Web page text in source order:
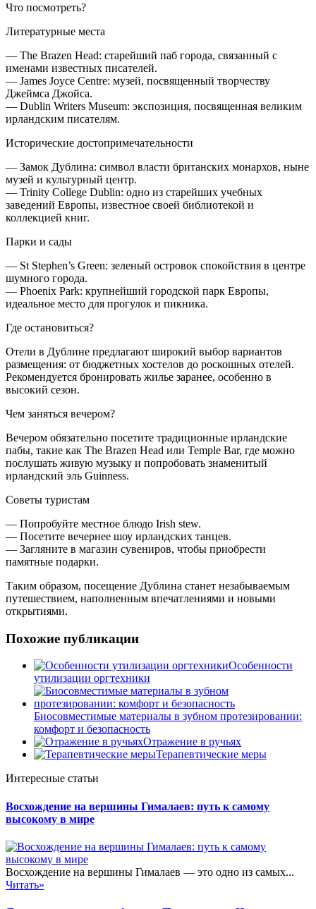
Что посмотреть?
Литературные места
— The Brazen Head: старейший паб города, связанный с
именами известных писателей.
— James Joyce Centre: музей, посвященный творчеству
Джеймса Джойса.
— Dublin Writers Museum: экспозиция, посвященная великим
ирландским писателям.
Исторические достопримечательности
— Замок Дублина: символ власти британских монархов, ныне
музей и культурный центр.
— Trinity College Dublin: одно из старейших учебных
заведений Европы, известное своей библиотекой и
коллекцией книг.
Парки и сады
— St Stephen’s Green: зеленый островок спокойствия в центре
шумного города.
— Phoenix Park: крупнейший городской парк Европы,
идеальное место для прогулок и пикника.
Где остановиться?
Отели в Дублине предлагают широкий выбор вариантов
размещения: от бюджетных хостелов до роскошных отелей.
Рекомендуется бронировать жилье заранее, особенно в
высокий сезон.
Чем заняться вечером?
Вечером обязательно посетите традиционные ирландские
пабы, такие как The Brazen Head или Temple Bar, где можно
послушать живую музыку и попробовать знаменитый
ирландский эль Guinness.
Советы туристам
— Попробуйте местное блюдо Irish stew.
— Посетите вечернее шоу ирландских танцев.
— Загляните в магазин сувениров, чтобы приобрести
памятные подарки.
Таким образом, посещение Дублина станет незабываемым
путешествием, наполненным впечатлениями и новыми
открытиями.
Похожие публикации
Особенности
утилизации оргтехники
Биосовместимые материалы в зубном протезировании:
комфорт и безопасность
Отражение в ручьях
Терапевтические меры
Интересные статьи
Восхождение на вершины Гималаев: путь к самому
высокому в мире
Восхождение на вершины Гималаев — это одно из самых...
Читать»